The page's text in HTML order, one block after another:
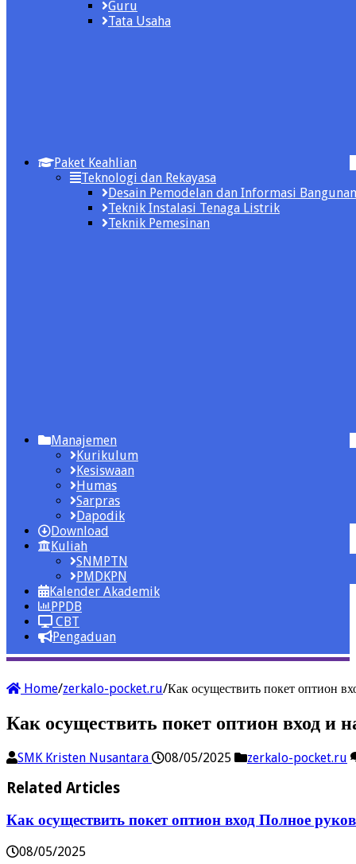
Guru
Tata Usaha
Paket Keahlian
Teknologi dan Rekayasa
Desain Pemodelan dan Informasi Bangunan
Teknik Instalasi Tenaga Listrik
Teknik Pemesinan
Manajemen
Kurikulum
Kesiswaan
Humas
Sarpras
Dapodik
Download
Kuliah
SNMPTN
PMDKPN
Kalender Akademik
PPDB
CBT
Pengaduan
Home/zerkalo-pocket.ru/Как осуществить покет оптион
Как осуществить покет оптион вход и
SMK Kristen Nusantara 08/05/2025 zerkalo-pocket.ru
Related Articles
Как осуществить покет оптион вход Полное
08/05/2025